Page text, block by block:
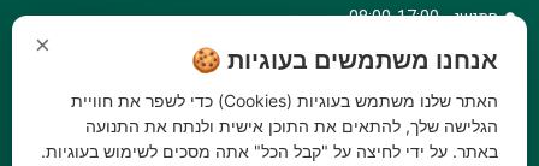
חמישי - 08:00-17:00
שישי - 08:00-12:30
צרו קשר
073-779-6243
וואטסאפ
× אנחנו משתמשים בעוגיות 🍪
האתר שלנו משתמש בעוגיות (Cookies) כדי לשפר את חוויית
הגלישה שלך, להתאים את התוכן אישית ולנתח את התנועה
באתר. על ידי לחיצה על "קבל הכל" אתה מסכים לשימוש בעוגיות.